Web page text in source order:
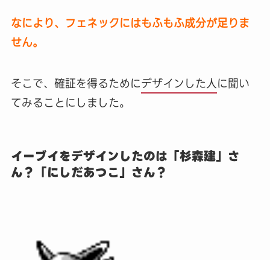
なにより、フェネックにはもふもふ成分が足りま
せん。
そこで、確証を得るためにデザインした人に聞い
てみることにしました。
イーブイをデザインしたのは「杉森建」さ
ん？「にしだあつこ」さん？